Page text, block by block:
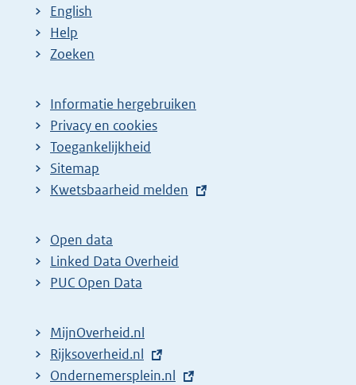
English
Help
Zoeken
Informatie hergebruiken
Privacy en cookies
Toegankelijkheid
Sitemap
E
t
e
r
l
i
Kwetsbaarheid melden
Open data
Linked Data Overheid
PUC Open Data
MijnOverheid.nl
E
x
Rijksoverheid.nl
E
Ondernemersplein.nl